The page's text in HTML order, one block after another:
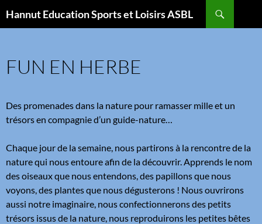
auHannut Education Sports et Loisirs ASBL
FUN EN HERBE
Des promenades dans la nature pour ramasser mille et un
trésors en compagnie d’un guide-nature…
Chaque jour de la semaine, nous partirons à la rencontre de la
nature qui nous entoure afin de la découvrir. Apprends le nom
des oiseaux que nous entendons, des papillons que nous
voyons, des plantes que nous dégusterons ! Nous ouvrirons
aussi notre imaginaire, nous confectionnerons des petits
trésors issus de la nature, nous reproduirons les petites bêtes